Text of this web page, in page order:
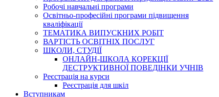
Робочі навчальні програми
Освітньо-професійні програми підвищення
кваліфікації
ТЕМАТИКА ВИПУСКНИХ РОБІТ
ВАРТІСТЬ ОСВІТНІХ ПОСЛУГ
ШКОЛИ, СТУДІЇ
ОНЛАЙН-ШКОЛА КОРЕКЦІЇ
ДЕСТРУКТИВНОЇ ПОВЕДІНКИ УЧНІВ
Реєстрація на курси
Реєстрація для шкіл
Вступникам